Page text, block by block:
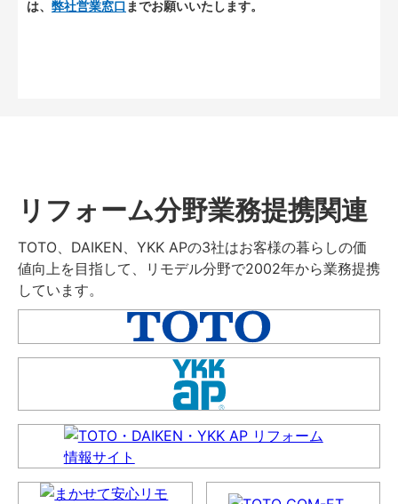
は、 弊社営業窓口 までお願いいたします。
リフォーム分野業務提携関連
TOTO、DAIKEN、YKK APの3社はお客様の暮らしの価
値向上を目指して、リモデル分野で2002年から業務提携
しています。